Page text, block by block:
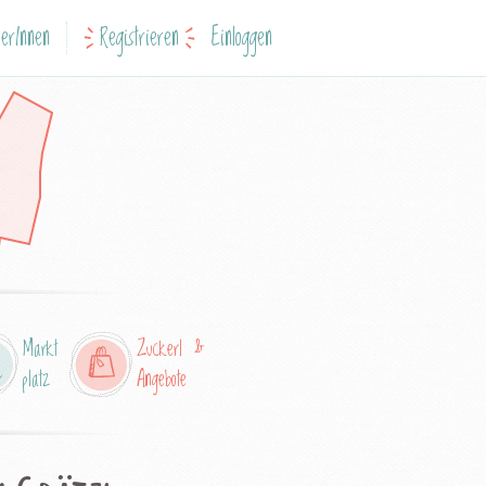
Registrieren Einloggen
Markt
platz
Zuckerl &
Angebote